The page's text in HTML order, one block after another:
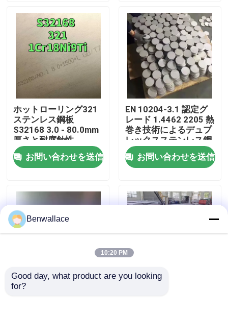
製品
ビデオ
わたしたち に つい て
工場ツアー
連絡 ください
事件
ホットローリング321
ステンレス鋼板
S32168 3.0 - 80.0mm
厚さと耐腐蝕性
お問い合わせを送信
EN 10204-3.1 認定グ
レード 1.4462 2205 熱
巻き技術によるデュプ
レックスステンレス鋼
板
お問い合わせを送信
ホットロール NO.1 表
Benwallace
10:20 PM
Good day, what product are you looking
for?